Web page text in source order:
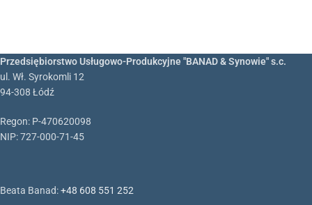
Przedsiębiorstwo Usługowo-Produkcyjne "BANAD & Synowie" s.c.
ul. Wł. Syrokomli 12
94-308 Łódź
Regon: P-470620098
NIP: 727-000-71-45
Beata Banad:+48 608 551 252